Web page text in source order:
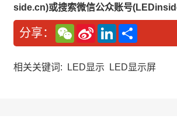
side.cn)或搜索微信公众账号
分享：
W
e
C
a
S
n
W
L
n
e
相关关键词: LED显示 LED显示屏